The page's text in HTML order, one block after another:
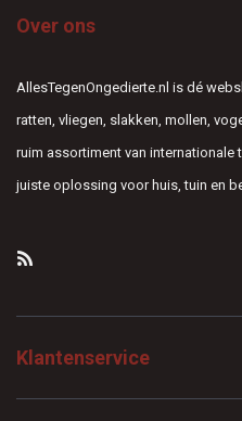
Over ons
AllesTegenOngedierte.nl is dé
ratten, vliegen, slakken, mollen,
ruim assortiment van
juiste oplossing voor huis, tuin en
Klantenservice